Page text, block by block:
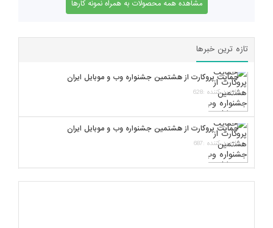
مشاهده همه محصولات به همراه نمونه کارها
تازه ترین خبرها
حمایت پروکارت از هشتمین جشنواره وب و موبایل ایران
بازدید کننده :628
حمایت پروکارت از هشتمین جشنواره وب و موبایل ایران
بازدید کننده :687